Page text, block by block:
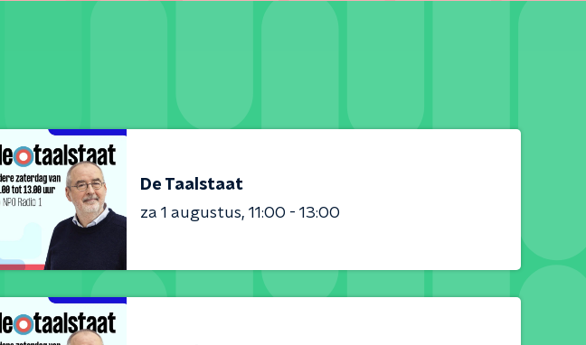
De Taalstaat
za 1 augustus 11:00 - 13:00